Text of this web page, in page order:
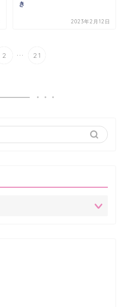
き
2023年2月12日
2 ... 21